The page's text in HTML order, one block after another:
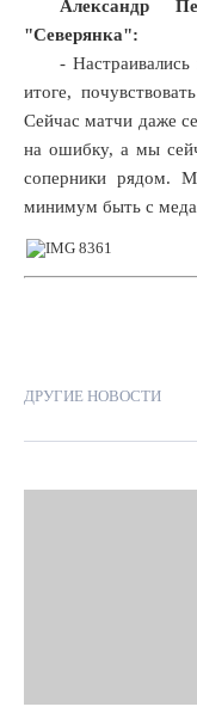
Александр
"Северянка":
-
итоге,
Сейчас матчи даже
на ошибку, а мы
соперники рядом.
минимум быть с
ДРУГИЕ НОВОСТИ